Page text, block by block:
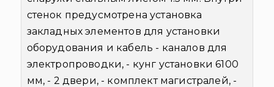
стенок предусмотрена установка
закладных элементов для установки
оборудования и кабель - каналов для
электропроводки, - кунг установки 6100
мм, - 2 двери,- комплект магистралей,-